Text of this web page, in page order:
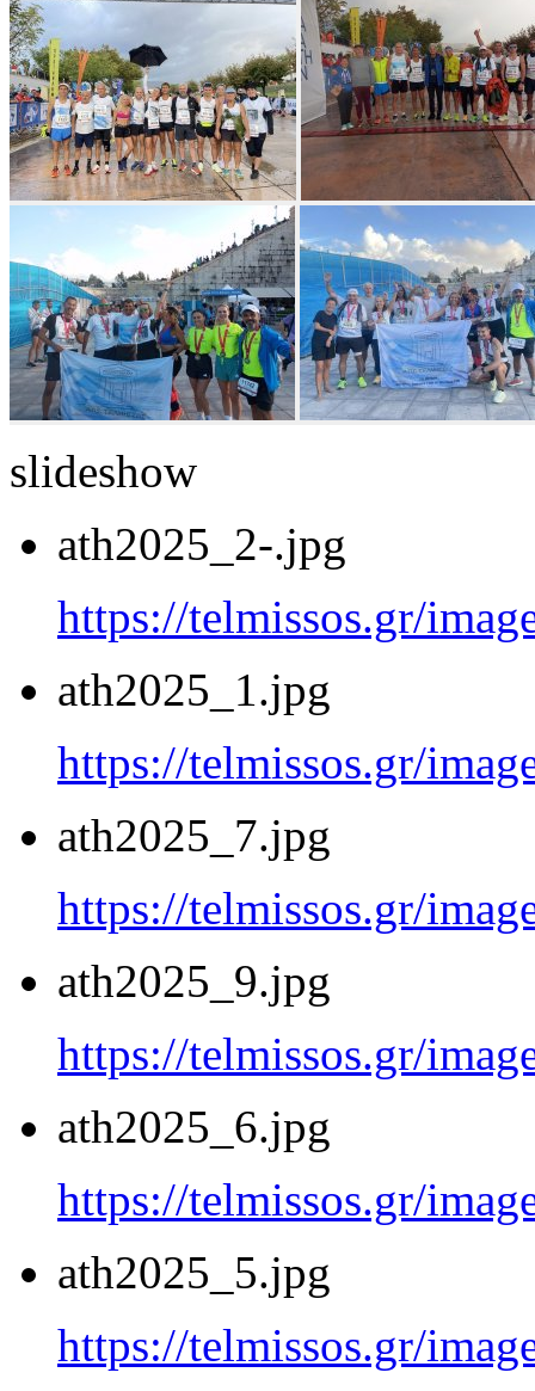
slideshow
ath2025_2-.jpg
https://telmissos.gr/
ath2025_1.jpg
https://telmissos.gr/
ath2025_7.jpg
https://telmissos.gr/
ath2025_9.jpg
https://telmissos.gr/
ath2025_6.jpg
https://telmissos.gr/
ath2025_5.jpg
https://telmissos.gr/